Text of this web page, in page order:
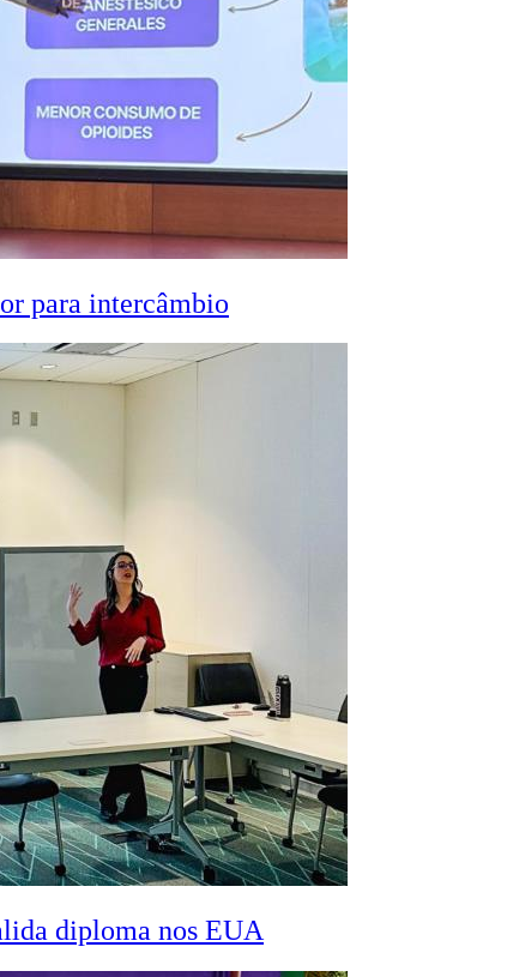
para intercâmbio
diploma nos EUA